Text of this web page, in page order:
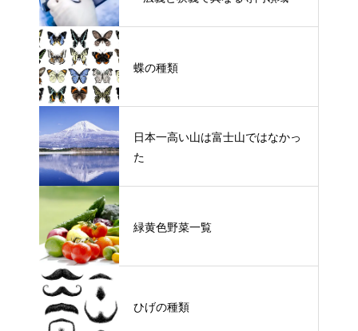
蝶の種類
日本一高い山は富士山ではなかっ
た
緑黄色野菜一覧
ひげの種類